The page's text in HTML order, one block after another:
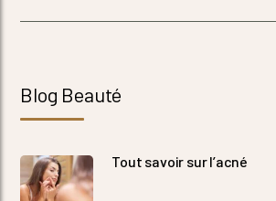
Blog Beauté
Tout savoir sur l’acné